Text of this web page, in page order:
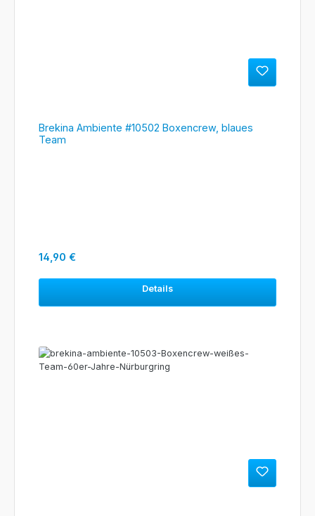
Brekina Ambiente #10502 Boxencrew, blaues
Team
Regulärer Preis:
14,90 €
Details